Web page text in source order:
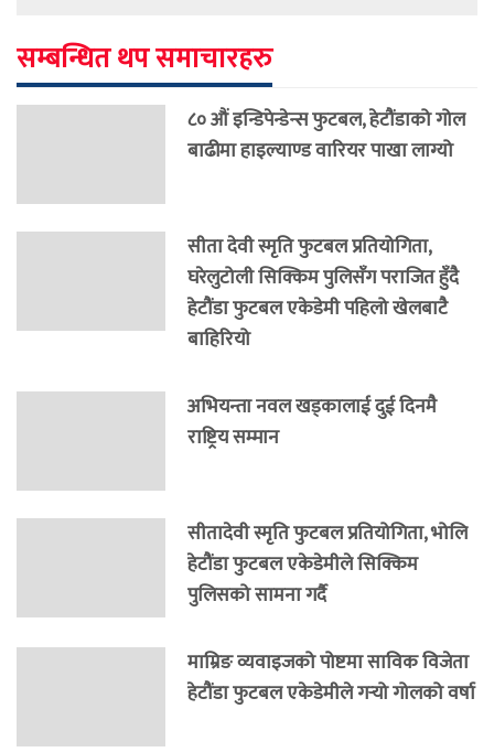
सम्बन्धित थप समाचारहरु
८० औं इन्डिपेन्डेन्स फुटबल, हेटौंडाको गोल
बाढीमा हाइल्याण्ड वारियर पाखा लाग्यो
सीता देवी स्मृति फुटबल प्रतियोगिता,
घरेलुटोली सिक्किम पुलिसँग पराजित हुँदै
हेटौंडा फुटबल एकेडेमी पहिलो खेलबाटै
बाहिरियो
अभियन्ता नवल खड्कालाई दुई दिनमै
राष्ट्रिय सम्मान
सीतादेवी स्मृति फुटबल प्रतियोगिता, भोलि
हेटौंडा फुटबल एकेडेमीले सिक्किम
पुलिसको सामना गर्दै
माम्रिङ व्यवाइजको पोष्टमा साविक विजेता
हेटौंडा फुटबल एकेडेमीले गर्‍यो गोलको वर्षा